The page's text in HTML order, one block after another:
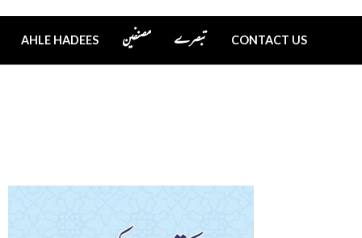
AHLE HADEES مصنفین تبصرے CONTACT US